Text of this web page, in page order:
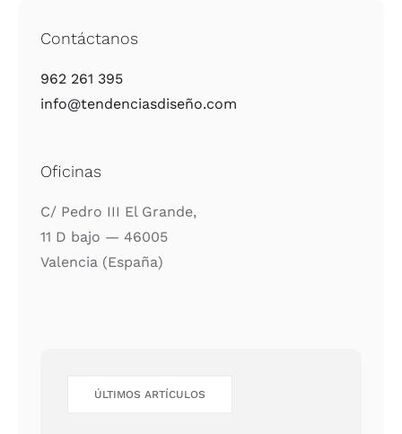
Contáctanos
962 261 395
info@tendenciasdiseño.com
Oficinas
C/ Pedro III El Gran­de,
11 D bajo — 46005
Valen­cia (Espa­ña)
ÚLTI­MOS ARTÍCU­LOS